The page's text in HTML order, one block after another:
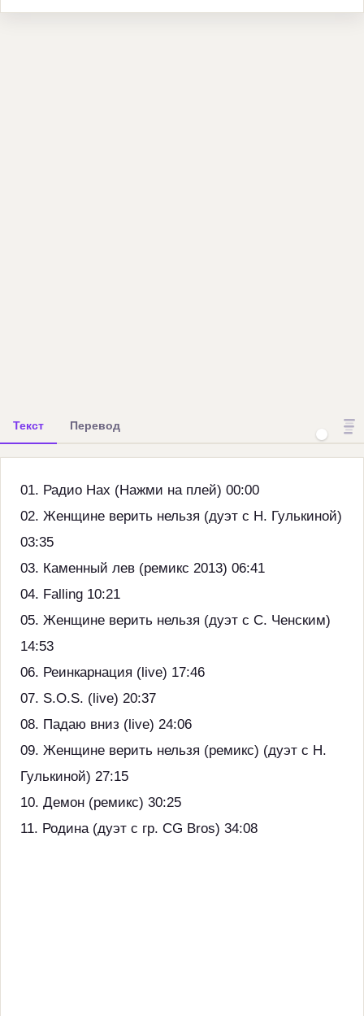
Текст Перевод
01. Радио Нах (Нажми на плей) 00:00
02. Женщине верить нельзя (дуэт с Н. Гулькиной)
03:35
03. Каменный лев (ремикc 2013) 06:41
04. Falling 10:21
05. Женщине верить нельзя (дуэт с С. Ченским)
14:53
06. Реинкарнация (live) 17:46
07. S.O.S. (live) 20:37
08. Падаю вниз (live) 24:06
09. Женщине верить нельзя (ремикc) (дуэт с Н.
Гулькиной) 27:15
10. Демон (ремикc) 30:25
11. Родина (дуэт с гр. CG Bros) 34:08